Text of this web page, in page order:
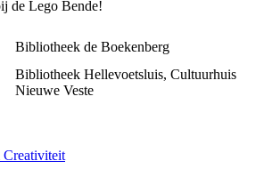
de Lego Bende!
Bibliotheek de Boekenberg
Bibliotheek Hellevoetsluis, Cultuurhuis
Nieuwe Veste